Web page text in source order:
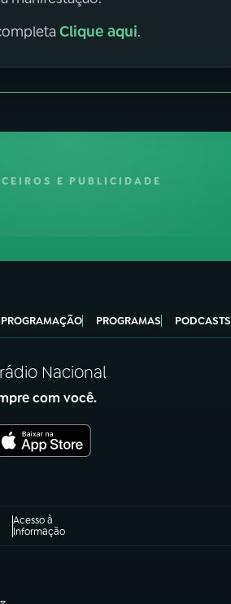
Clique aqui.
E PUBLICIDADE
PROGRAMAÇÃO PROGRAMAS PODCASTS
Nacional
com você.
Acesso à
Informação